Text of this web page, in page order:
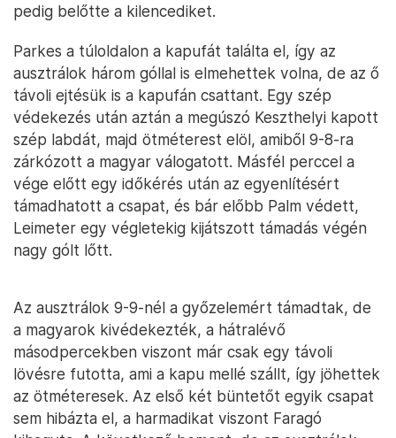
pedig belőtte a kilencediket.
Parkes a túloldalon a kapufát találta el, így az
ausztrálok három góllal is elmehettek volna, de az ő
távoli ejtésük is a kapufán csattant. Egy szép
védekezés után aztán a megúszó Keszthelyi kapott
szép labdát, majd ötméterest elöl, amiből 9-8-ra
zárkózott a magyar válogatott. Másfél perccel a
vége előtt egy időkérés után az egyenlítésért
támadhatott a csapat, és bár előbb Palm védett,
Leimeter egy végletekig kijátszott támadás végén
nagy gólt lőtt.
Az ausztrálok 9-9-nél a győzelemért támadtak, de
a magyarok kivédekezték, a hátralévő
másodpercekben viszont már csak egy távoli
lövésre futotta, ami a kapu mellé szállt, így jöhettek
az ötméteresek. Az első két büntetőt egyik csapat
sem hibázta el, a harmadikat viszont Faragó